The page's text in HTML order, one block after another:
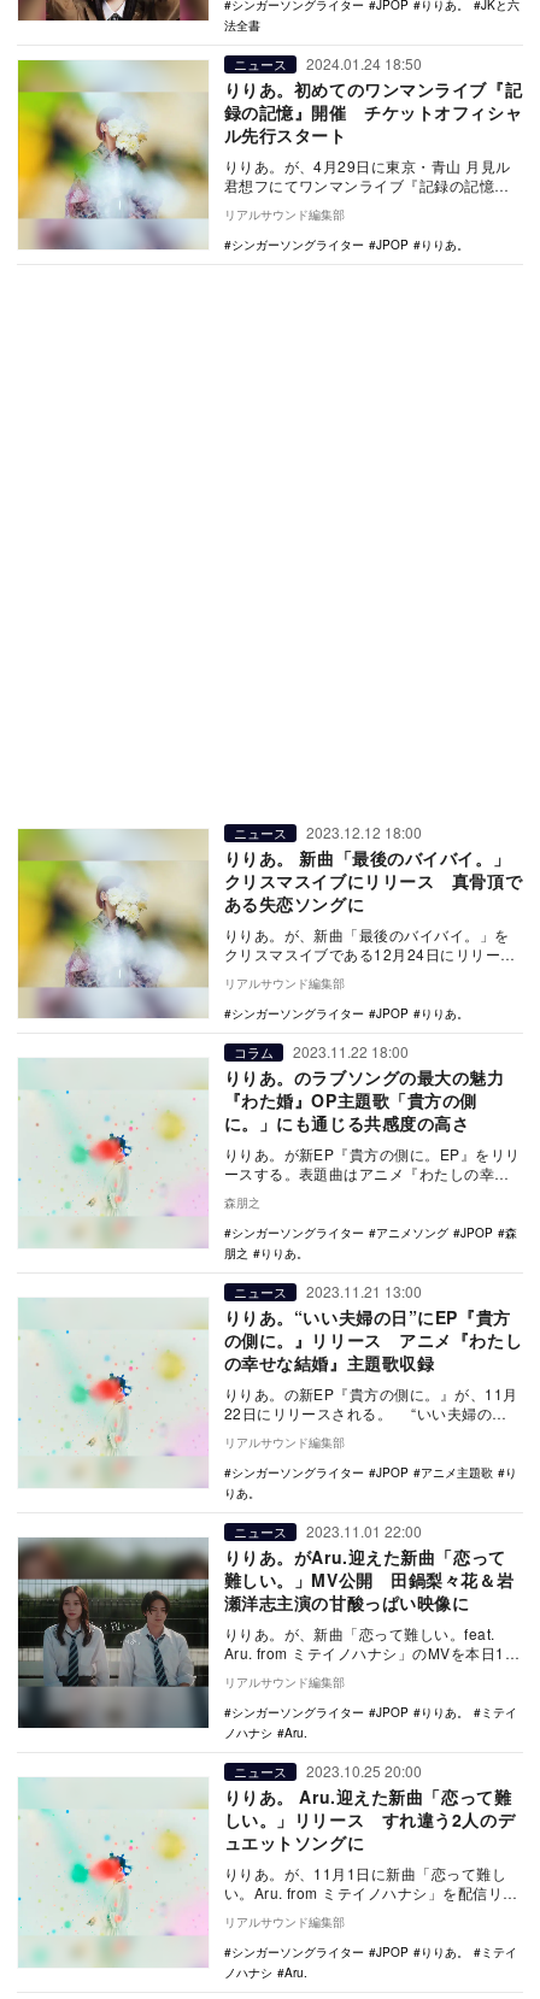
シンガーソングライター JPOP りりあ。
JKと六
法全書
ニュース 2024.01.24 18:50
りりあ。初めてのワンマンライブ『記
録の記憶』開催 チケットオフィシャ
ル先行スタート
りりあ。が、4月29日に東京・青山 月見ル
君想フにてワンマンライブ『記録の記憶』
を開催する。 同公演は、りりあ。にとっ
て自身…
リアルサウンド編集部
シンガーソングライター
JPOP りりあ。
ニュース 2023.12.12 18:00
りりあ。 新曲「最後のバイバイ。」
クリスマスイブにリリース 真骨頂で
ある失恋ソングに
りりあ。が、新曲「最後のバイバイ。」を
クリスマスイブである12月24日にリリー
ス。また、新しいアーティスト写真が公開
された。 …
リアルサウンド編集部
シンガーソングライター
JPOP りりあ。
コラム 2023.11.22 18:00
りりあ。のラブソングの最大の魅力
『わた婚』OP主題歌「貴方の側
に。」にも通じる共感度の高さ
りりあ。が新EP『貴方の側に。EP』をリリ
ースする。表題曲はアニメ『わたしの幸せ
な結婚』オープニング主題歌に採用された
楽曲である…
森朋之
シンガーソングライター
アニメソング JPOP
森
朋之
りりあ。
ニュース 2023.11.21 13:00
りりあ。“いい夫婦の日”にEP『貴方
の側に。』リリース アニメ『わたし
の幸せな結婚』主題歌収録
りりあ。の新EP『貴方の側に。』が、11月
22日にリリースされる。 “いい夫婦の
日”にリリースされる本EPには、TVアニメ
『…
リアルサウンド編集部
シンガーソングライター
JPOP アニメ主題歌
り
りあ。
ニュース 2023.11.01 22:00
りりあ。がAru.迎えた新曲「恋って
難しい。」MV公開 田鍋梨々花＆岩
瀬洋志主演の甘酸っぱい映像に
りりあ。が、新曲「恋って難しい。feat.
Aru. from ミテイノハナシ」のMVを本日11
月1日に公開した。 りりあ。r…
リアルサウンド編集部
シンガーソングライター
JPOP りりあ。
ミテイ
ノハナシ
Aru.
ニュース 2023.10.25 20:00
りりあ。 Aru.迎えた新曲「恋って難
しい。」リリース すれ違う2人のデ
ュエットソングに
りりあ。が、11月1日に新曲「恋って難し
い。Aru. from ミテイノハナシ」を配信リリ
ースする。 客演には、シンガーソン…
リアルサウンド編集部
シンガーソングライター
JPOP りりあ。
ミテイ
ノハナシ
Aru.